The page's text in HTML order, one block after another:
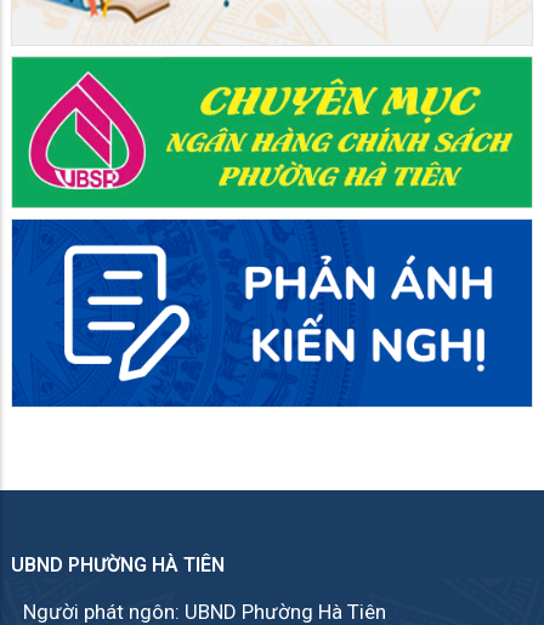
UBND PHƯỜNG HÀ TIÊN
Người phát ngôn: UBND Phường Hà Tiên